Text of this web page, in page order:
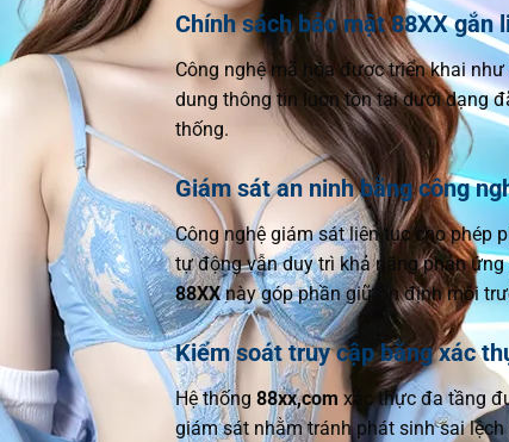
Chính sách bảo mật 88XX gắn
Công nghệ mã hóa được triển khai
dung thông tin luôn tồn tại dưới dạng
thống.
Giám sát an ninh bằng công
Công nghệ giám sát liên tục cho phép
tự động vẫn duy trì khả năng phản
88XXnày góp phần giữ ổn định môi
Kiểm soát truy cập bằng xác
Hệ thống 88xx,com xác thực đa tầng
giám sát nhằm tránh phát sinh sai